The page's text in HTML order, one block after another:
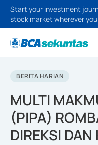
Start your investment
stock market wherever
BERITA HARIAN
MULTI
(PIPA)
DIREKSI